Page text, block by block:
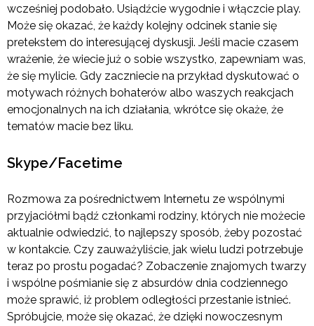
wcześniej podobało. Usiądźcie wygodnie i włączcie play.
Może się okazać, że każdy kolejny odcinek stanie się
pretekstem do interesującej dyskusji. Jeśli macie czasem
wrażenie, że wiecie już o sobie wszystko, zapewniam was,
że się mylicie. Gdy zaczniecie na przykład dyskutować o
motywach różnych bohaterów albo waszych reakcjach
emocjonalnych na ich działania, wkrótce się okaże, że
tematów macie bez liku.
Skype/Facetime
Rozmowa za pośrednictwem Internetu ze wspólnymi
przyjaciółmi bądź członkami rodziny, których nie możecie
aktualnie odwiedzić, to najlepszy sposób, żeby pozostać
w kontakcie. Czy zauważyliście, jak wielu ludzi potrzebuje
teraz po prostu pogadać? Zobaczenie znajomych twarzy
i wspólne pośmianie się z absurdów dnia codziennego
może sprawić, iż problem odległości przestanie istnieć.
Spróbujcie, może się okazać, że dzięki nowoczesnym